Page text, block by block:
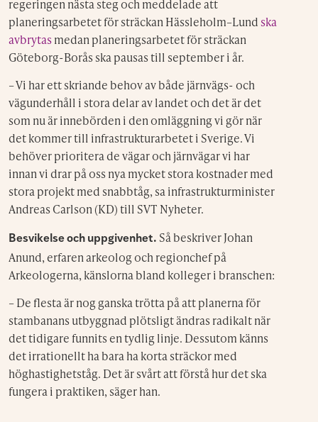
regeringen nästa steg och meddelade att
planeringsarbetet för sträckan Hässleholm–Lundska
avbrytasmedan planeringsarbetet för sträckan
Göteborg-Borås ska pausas till september i år.
– Vi har ett skriande behov av både järnvägs- och
vägunderhåll i stora delar av landet och det är det
som nu är innebörden i den omläggning vi gör när
det kommer till infrastrukturarbetet i Sverige. Vi
behöver prioritera de vägar och järnvägar vi har
innan vi drar på oss nya mycket stora kostnader med
stora projekt med snabbtåg, sa infrastrukturminister
Andreas Carlson (KD) till SVT Nyheter.
Besvikelse och uppgivenhet. Så beskriver Johan
Anund, erfaren arkeolog och regionchef på
Arkeologerna, känslorna bland kolleger i branschen:
– De flesta är nog ganska trötta på att planerna för
stambanans utbyggnad plötsligt ändras radikalt när
det tidigare funnits en tydlig linje. Dessutom känns
det irrationellt ha bara ha korta sträckor med
höghastighetståg. Det är svårt att förstå hur det ska
fungera i praktiken, säger han.